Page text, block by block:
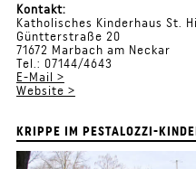
Kontakt:
Katholisches Kinderhaus St.
Güntterstraße 20
71672 Marbach am Neckar
Tel.: 07144/4643
E-Mail >
Website >
KRIPPE IM PESTALOZZI-